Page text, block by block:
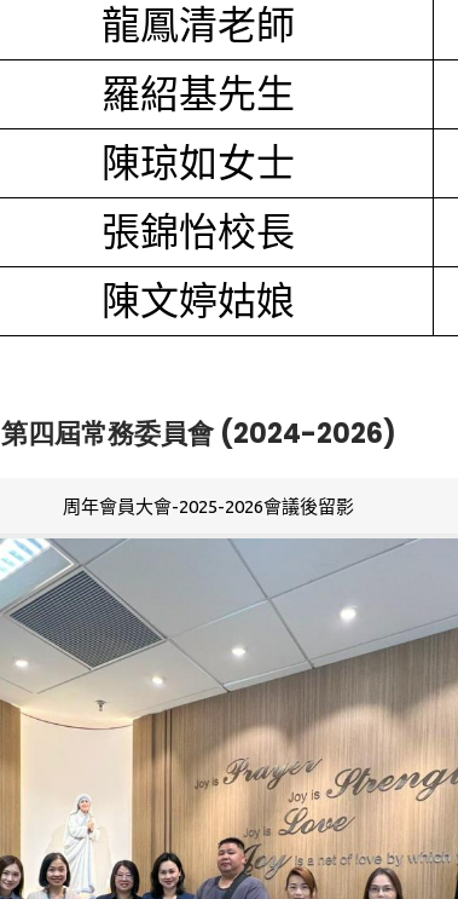
龍鳳清老師
羅紹基先生
陳琼如女士
張錦怡校長
陳文婷姑娘
第四屆常務委員會 (2024-2026)
周年會員大會-2025-2026會議後留影